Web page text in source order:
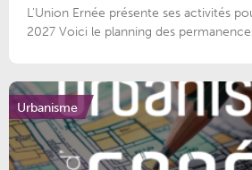
L'Union Ernée présente ses activités
2027 Voici le planning des
Urbanisme